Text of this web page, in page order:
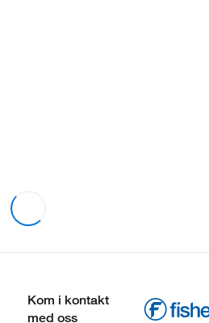
Kom i kontakt
med oss